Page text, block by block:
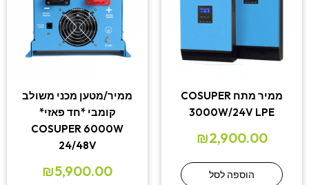
ממיר מתח COSUPER
3000W/24V LPE
₪2,900.00
הוספה לסל
ממיר/מטען מכני משולב
קומבי *חד פאזי*
COSUPER 6000W
24/48V
₪5,900.00